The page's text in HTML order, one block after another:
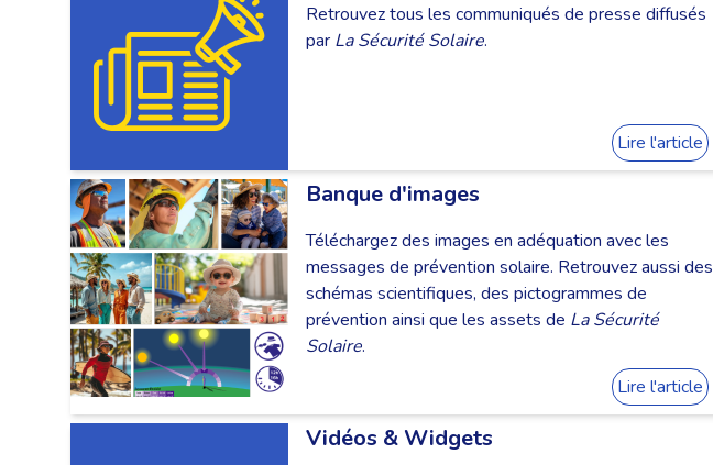
Retrouvez tous les communiqués de presse diffusés
par La Sécurité Solaire.
Lire l'article
Banque d'images
Téléchargez des images en adéquation avec les
messages de prévention solaire. Retrouvez aussi des
schémas scientifiques, des pictogrammes de
prévention ainsi que les assets de La Sécurité
Solaire.
Lire l'article
Vidéos & Widgets